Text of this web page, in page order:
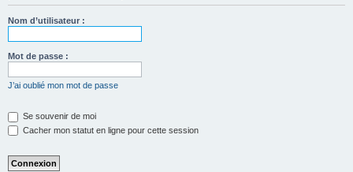
Nom d’utilisateur :
Mot de passe :
J’ai oublié mon mot de passe
Se souvenir de moi
Cacher mon statut en ligne pour cette session